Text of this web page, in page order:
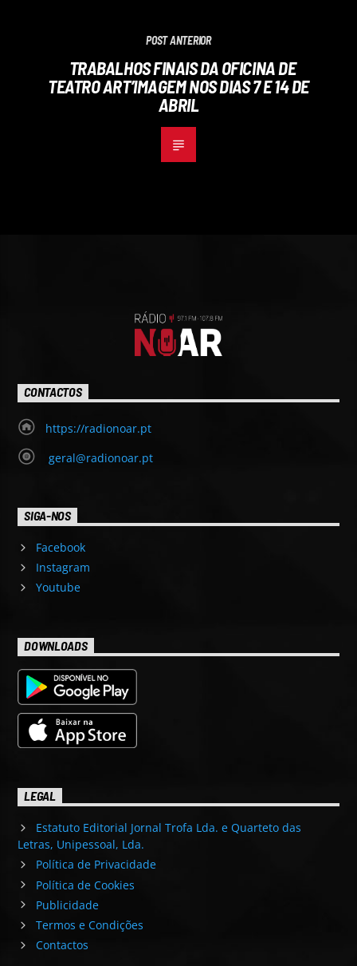
POST ANTERIOR
TRABALHOS FINAIS DA OFICINA DE
TEATRO ART’IMAGEM NOS DIAS 7 E 14 DE
ABRIL
CONTACTOS
https://radionoar.pt
geral@radionoar.pt
SIGA-NOS
Facebook
Instagram
Youtube
DOWNLOADS
LEGAL
Estatuto Editorial Jornal Trofa Lda. e Quarteto das
Letras, Unipessoal, Lda.
Política de Privacidade
Política de Cookies
Publicidade
Termos e Condições
Contactos